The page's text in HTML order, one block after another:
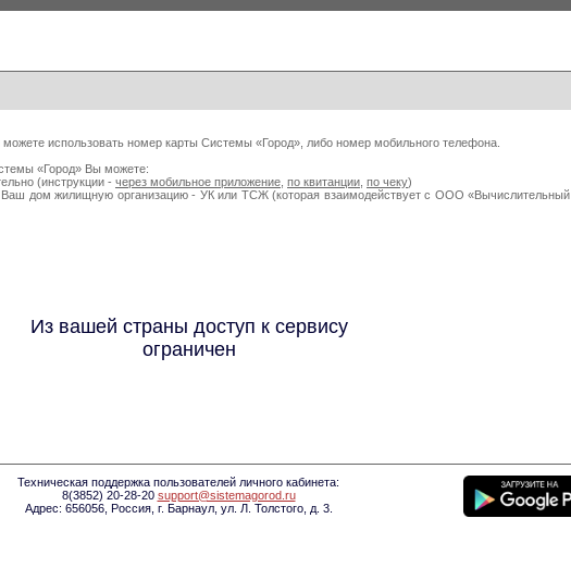
использовать номер карты Системы «Город», либо номер мобильного телефона.
«Город» Вы можете:
(инструкции - через мобильное приложение по квитанции по чеку)
дом жилищную организацию - УК или ТСЖ (которая взаимодействует с ООО «Вычислительный
Из вашей страны доступ к сервису
ограничен
Техническая поддержка пользователей личного кабинета:
8(3852) 20-28-20 support@sistemagorod.ru
Адрес: 656056, Россия, г. Барнаул, ул. Л. Толстого, д. 3.